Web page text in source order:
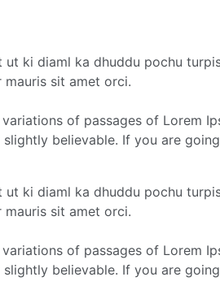
ki diaml ka dhuddu pochu
sit amet orci.
of passages of
believable. If you are
ki diaml ka dhuddu pochu
sit amet orci.
of passages of
believable. If you are